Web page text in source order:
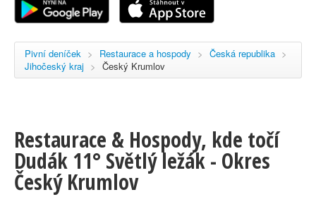
Registrace
Pivní deníček > Restaurace a hospody > Česká republika >
Jihočeský kraj > Český Krumlov
Restaurace & Hospody, kde točí
Dudák 11° Světlý ležák - Okres
Český Krumlov